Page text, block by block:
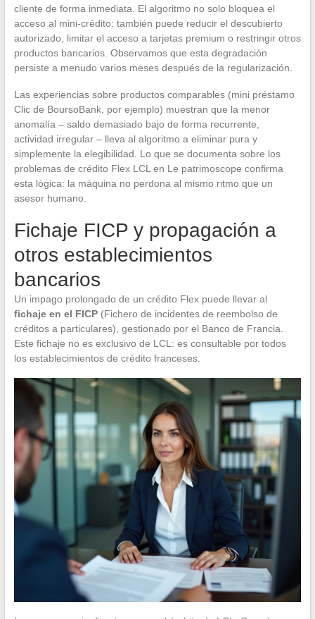
cliente de forma inmediata. El algoritmo no solo bloquea el
acceso al mini-crédito: también puede reducir el descubierto
autorizado, limitar el acceso a tarjetas premium o restringir otros
productos bancarios. Observamos que esta degradación
persiste a menudo varios meses después de la regularización.
Las experiencias sobre productos comparables (mini préstamo
Clic de BoursoBank, por ejemplo) muestran que la menor
anomalía – saldo demasiado bajo de forma recurrente,
actividad irregular – lleva al algoritmo a eliminar pura y
simplemente la elegibilidad. Lo que se documenta sobre los
problemas de crédito Flex LCL en Le patrimoscope confirma
esta lógica: la máquina no perdona al mismo ritmo que un
asesor humano.
Fichaje FICP y propagación a
otros establecimientos
bancarios
Un impago prolongado de un crédito Flex puede llevar al
fichaje en el FICP(Fichero de incidentes de reembolso de
créditos a particulares), gestionado por el Banco de Francia.
Este fichaje no es exclusivo de LCL: es consultable por todos
los establecimientos de crédito franceses.